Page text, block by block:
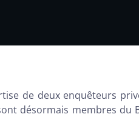
de deux enquêteurs
désormais membres